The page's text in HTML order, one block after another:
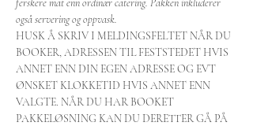
også servering og oppvask.
HUSK Å SKRIV I MELDINGSFELTET NÅR DU
BOOKER, ADRESSEN TIL FESTSTEDET HVIS
ANNET ENN DIN EGEN ADRESSE OG EVT
ØNSKET KLOKKETID HVIS ANNET ENN
VALGTE. NÅR DU HAR BOOKET
PAKKELØSNING KAN DU DERETTER GÅ PÅ